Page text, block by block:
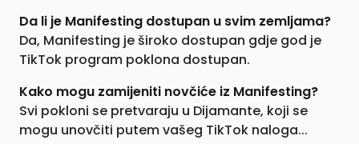
Da li je Manifesting dostupan u svim zemljama?
Da, Manifesting je široko dostupan gdje god je
TikTok program poklona dostupan.
Kako mogu zamijeniti novčiće iz Manifesting?
Svi pokloni se pretvaraju u Dijamante, koji se
mogu unovčiti putem vašeg TikTok naloga...